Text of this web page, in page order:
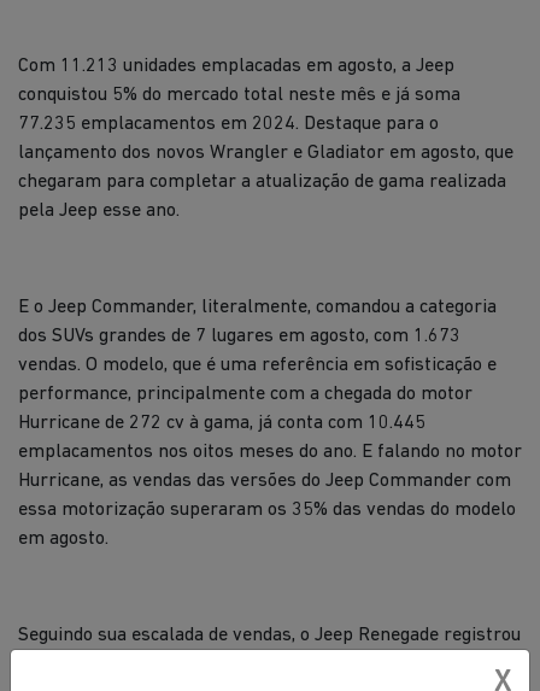
Com 11.213 unidades emplacadas em agosto, a Jeep
conquistou 5% do mercado total neste mês e já soma
77.235 emplacamentos em 2024. Destaque para o
lançamento dos novos Wrangler e Gladiator em agosto, que
chegaram para completar a atualização de gama realizada
pela Jeep esse ano.
E o Jeep Commander, literalmente, comandou a categoria
dos SUVs grandes de 7 lugares em agosto, com 1.673
vendas. O modelo, que é uma referência em sofisticação e
performance, principalmente com a chegada do motor
Hurricane de 272 cv à gama, já conta com 10.445
emplacamentos nos oitos meses do ano. E falando no motor
Hurricane, as vendas das versões do Jeep Commander com
essa motorização superaram os 35% das vendas do modelo
em agosto.
Seguindo sua escalada de vendas, o Jeep Renegade registrou
X